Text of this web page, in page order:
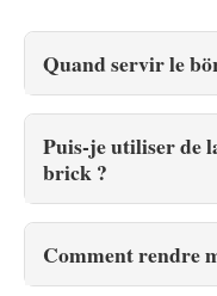
Quand servir le
Puis-je utiliser de
brick ?
Comment rendre